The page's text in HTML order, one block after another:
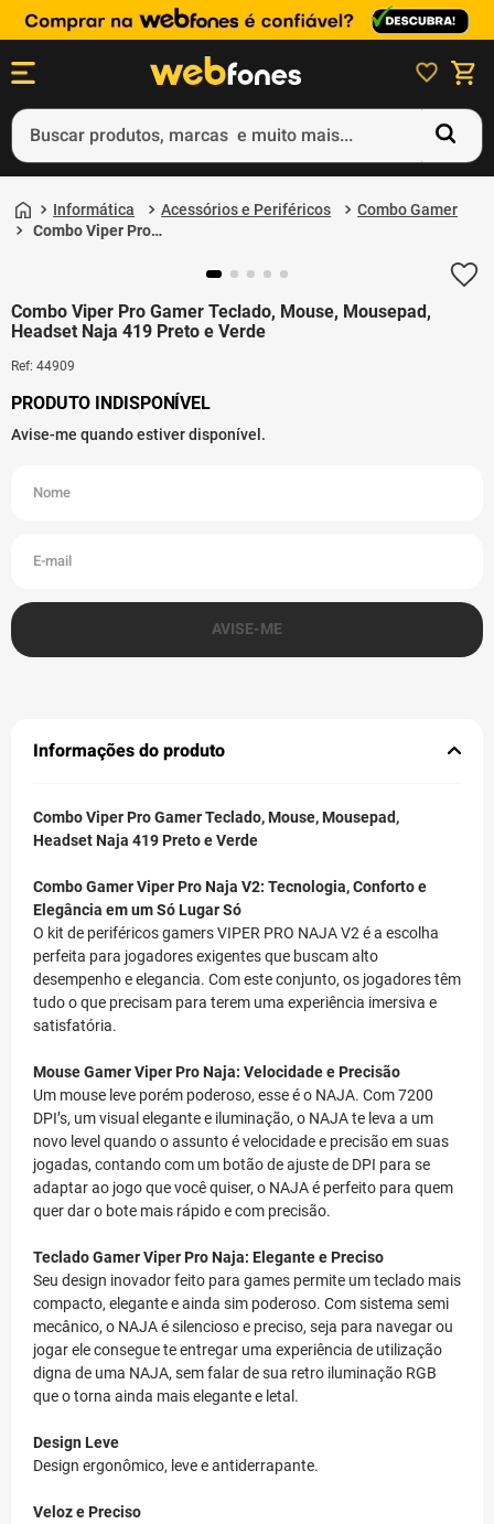
Buscar produtos, marcas e muito mais...
Informática Acessórios e Periféricos
Combo Gamer
Combo Viper Pro
Combo Viper Pro Gamer Teclado, Mouse, Mousepad,
Headset Naja 419 Preto e Verde
Ref: 44909
Informações do produto
Combo Viper Pro Gamer Teclado, Mouse, Mousepad,
Headset Naja 419 Preto e Verde
Combo Gamer Viper Pro Naja V2: Tecnologia, Conforto e
Elegância em um Só Lugar Só
O kit de periféricos gamers VIPER PRO NAJA V2 é a escolha
perfeita para jogadores exigentes que buscam alto
desempenho e elegancia. Com este conjunto, os jogadores têm
tudo o que precisam para terem uma experiência imersiva e
satisfatória.
Mouse Gamer Viper Pro Naja: Velocidade e Precisão
Um mouse leve porém poderoso, esse é o NAJA. Com 7200
DPI’s, um visual elegante e iluminação, o NAJA te leva a um
novo level quando o assunto é velocidade e precisão em suas
jogadas, contando com um botão de ajuste de DPI para se
adaptar ao jogo que você quiser, o NAJA é perfeito para quem
quer dar o bote mais rápido e com precisão.
Teclado Gamer Viper Pro Naja: Elegante e Preciso
Seu design inovador feito para games permite um teclado mais
compacto, elegante e ainda sim poderoso. Com sistema semi
mecânico, o NAJA é silencioso e preciso, seja para navegar ou
jogar ele consegue te entregar uma experiência de utilização
digna de uma NAJA, sem falar de sua retro iluminação RGB
que o torna ainda mais elegante e letal.
Design Leve
Design ergonômico, leve e antiderrapante.
Veloz e Preciso
1º
ps5
3º
ps4
4º
smartphone